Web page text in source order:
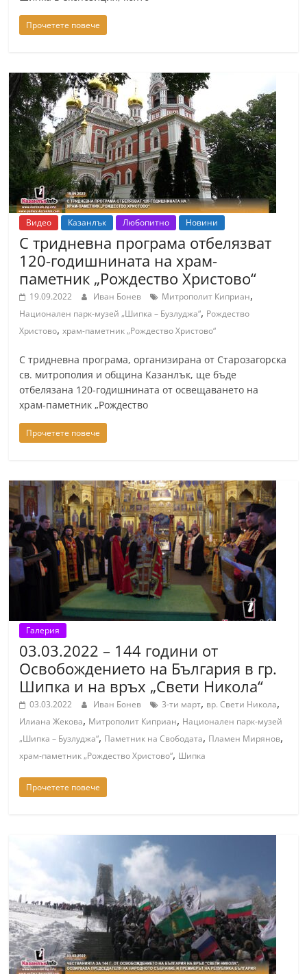
Прочетете повече
Видео Казанлък Любопитно Новини
С тридневна програма отбелязват
120-годишнината на храм-
паметник „Рождество Христово“
19.09.2022 Иван Бонев Митрополит Киприан,
Национален парк-музей „Шипка – Бузлуджа“, Рождество
Христово,храм-паметник „Рождество Христово“
С тридневна програма, организирана от Старозагорска
св. митрополия и община Казанлък, ще бъде
отбелязана 120-годишнината от освещаването на
храм-паметник „Рождество
Прочетете повече
Галерия
03.03.2022 – 144 години от
Освобождението на България в гр.
Шипка и на връх „Свети Никола“
03.03.2022 Иван Бонев 3-ти март, вр. Свети Никола,
Илиана Жекова, Митрополит Киприан, Национален парк-музей
„Шипка – Бузлуджа“, Паметник на Свободата, Пламен Мирянов,
храм-паметник „Рождество Христово“, Шипка
Прочетете повече